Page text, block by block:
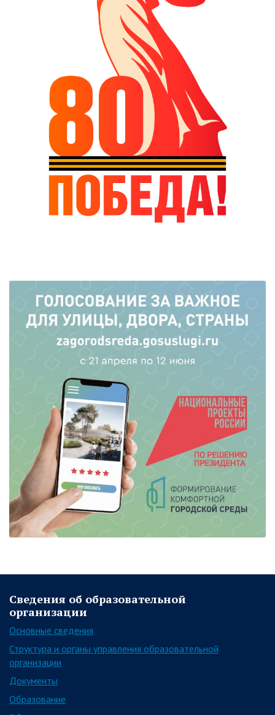
Сведения об образовательной
организации
Основные сведения
Структура и органы управления образовательной
организации
Документы
Образование